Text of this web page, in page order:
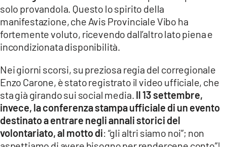
solo provandola. Questo lo spirito della
manifestazione, che Avis Provinciale Vibo ha
fortemente voluto, ricevendo dall’altro lato piena e
incondizionata disponibilità.
Nei giorni scorsi, su preziosa regia del corregionale
Enzo Carone, è stato registrato il video ufficiale, che
sta già girando sui social media. Il 13 settembre,
invece, la conferenza stampa ufficiale di un evento
destinato a entrare negli annali storici del
volontariato, al motto di: “gli altri siamo noi”; non